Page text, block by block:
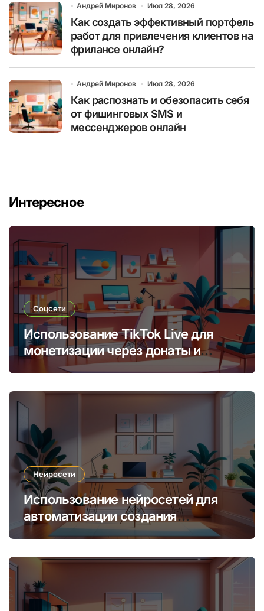
Андрей Миронов Июл 28, 2026
Как создать эффективный портфель
работ для привлечения клиентов на
фрилансе онлайн?
Андрей Миронов Июл 28, 2026
Как распознать и обезопасить себя
от фишинговых SMS и
мессенджеров онлайн
Интересное
Соцсети
Использование TikTok Live для
монетизации через донаты и
платные подписки
Нейросети
Использование нейросетей для
автоматизации создания
уникальных интернет-курсов и